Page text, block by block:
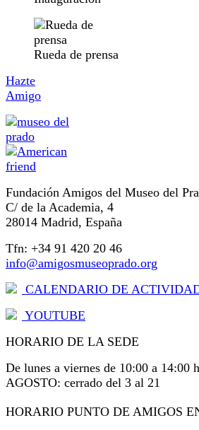
Rueda de prensa
Hazte
Amigo
Fundación Amigos del Museo del
C/ de la Academia, 4
28014 Madrid, España
Tfn: +34 91 420 20 46
info@amigosmuseoprado.org
CALENDARIO DE
YOUTUBE
HORARIO DE LA SEDE
De lunes a viernes de 10:00 a 14:00 h
AGOSTO: cerrado del 3 al 21
HORARIO PUNTO DE AMIGOS